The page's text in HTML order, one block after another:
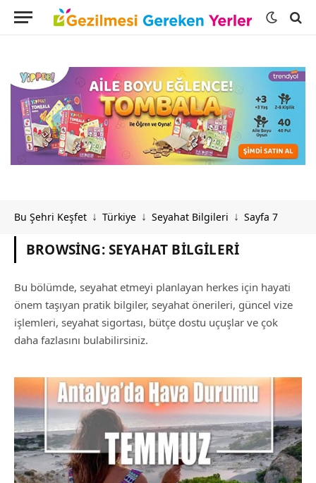
Bu Şehri Keşfet ↓ Türkiye ↓ Seyahat Bilgileri ↓ Sayfa 7
BROWSING:SEYAHAT BILGILERI
Bu bölümde, seyahat etmeyi planlayan herkes için hayati
önem taşıyan pratik bilgiler, seyahat önerileri, güncel vize
işlemleri, seyahat sigortası, bütçe dostu uçuşlar ve çok
daha fazlasını bulabilirsiniz.